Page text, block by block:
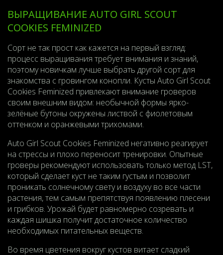
ВЫРАЩИВАНИЕ AUTO GIRL SCOUT
COOKIES FEMINIZED
Сорт не так прост как кажется на первый взгляд:
процесс выращивания требует внимания и знаний,
поэтому новичкам лучше выбрать другой сорт для
знакомства с гровингом конопли. Кусты Auto Girl Scout
Cookies Feminized привлекают внимание гроверов
своим внешним видом: необычной формы ярко-
зелёные бутоны окружены листвой с фиолетовым
оттенком и оранжевыми трихомами.
Auto Girl Scout Cookies Feminized негативно реагирует
на стрессы и плохо переносит тренировки. Опытные
гроверы рекомендуют использовать только метод LSТ,
который сделает куст не таким густым и позволит
проникать солнечному свету и воздуху во все части
растения, тем самым препятствуя появлению плесени
и грибков. Урожай будет равномерно созревать и
каждая шишка получит достаточное количество
необходимых питательных веществ.
Во время цветения вокруг кустов витает сладкий